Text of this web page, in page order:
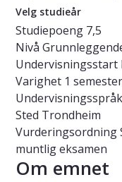
Velg studieår
Studiepoeng 7,5
Nivå
Undervisningsstart
Varighet 1 semester
Undervisningsspråk
Sted Trondheim
Vurderingsordning
muntlig eksamen
Om emnet